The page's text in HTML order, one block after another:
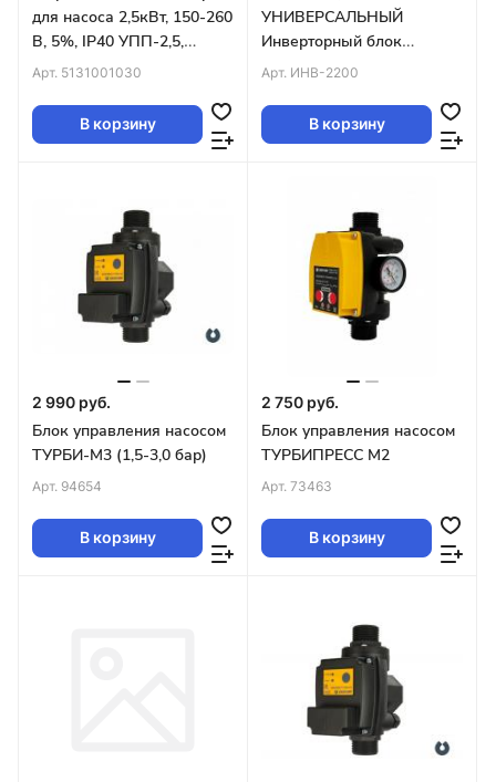
для насоса 2,5кВт, 150-260
В, 5%, IP40 УПП-2,5,
EXTRA Акваконтроль
Арт. 5131001030
В корзину
УНИВЕРСАЛЬНЫЙ
Инверторный блок
управления для НАСОСА
Арт. ИНВ-2200
В корзину
2 990 руб.
Блок управления насосом
ТУРБИ-М3 (1,5-3,0 бар)
Арт. 94654
В корзину
2 750 руб.
Блок управления насосом
ТУРБИПРЕСС М2
Арт. 73463
В корзину